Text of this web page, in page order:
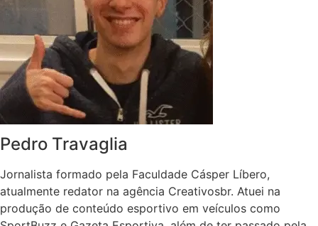
Pedro Travaglia
Jornalista formado pela Faculdade Cásper Líbero,
atualmente redator na agência Creativosbr. Atuei na
produção de conteúdo esportivo em veículos como